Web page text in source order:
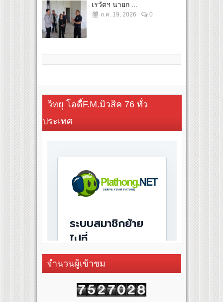
เรวัตฯ นายก ...
ก.ค. 19, 2026 0
วิทยุ โอดี้F.M.มิวสิค 76 ทั่ว
ประเทศ
จำนวนผู้เข้าชม